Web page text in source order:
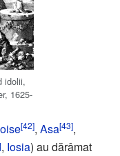
idolii,
1625-
[42], Asa[43],
, Iosia) au dărâmat